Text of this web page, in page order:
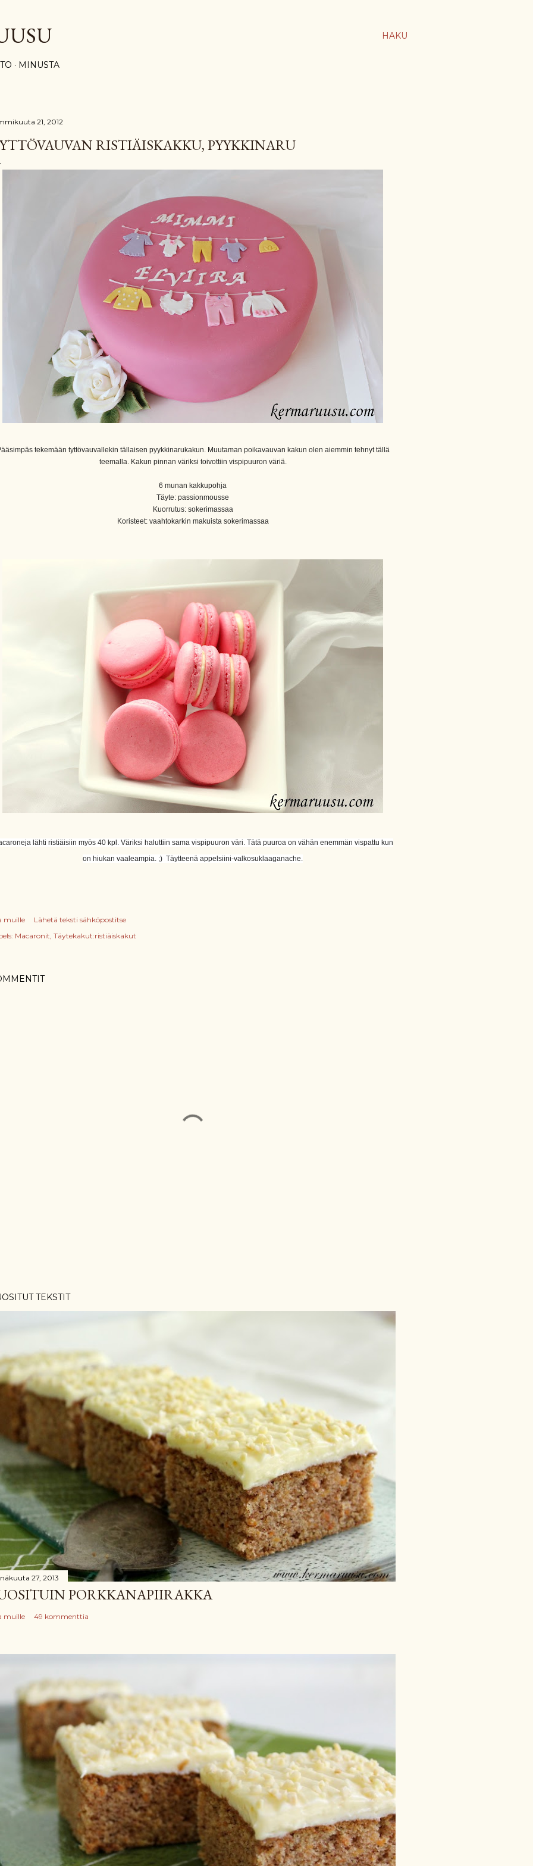
HAKU
MINUSTA
21, 2012
RISTIÄISKAKKU, PYYKKINARU
tekemään tyttövauvallekin tällaisen pyykkinarukakun. Muutaman poikavauvan kakun olen aiemmin tehnyt tällä
teemalla. Kakun pinnan väriksi toivottiin vispipuuron väriä.
6 munan kakkupohja
Täyte: passionmousse
Kuorrutus: sokerimassaa
Koristeet: vaahtokarkin makuista sokerimassaa
lähti ristiäisiin myös 40 kpl. Väriksi haluttiin sama vispipuuron väri. Tätä puuroa on vähän enemmän vispattu kun
on hiukan vaaleampia. ;) Täytteenä appelsiini-valkosuklaaganache.
muille
Lähetä teksti sähköpostitse
Macaronit Täytekakut:ristiäiskakut
TEKSTIT
27, 2013
PORKKANAPIIRAKKA
muille 49 kommenttia